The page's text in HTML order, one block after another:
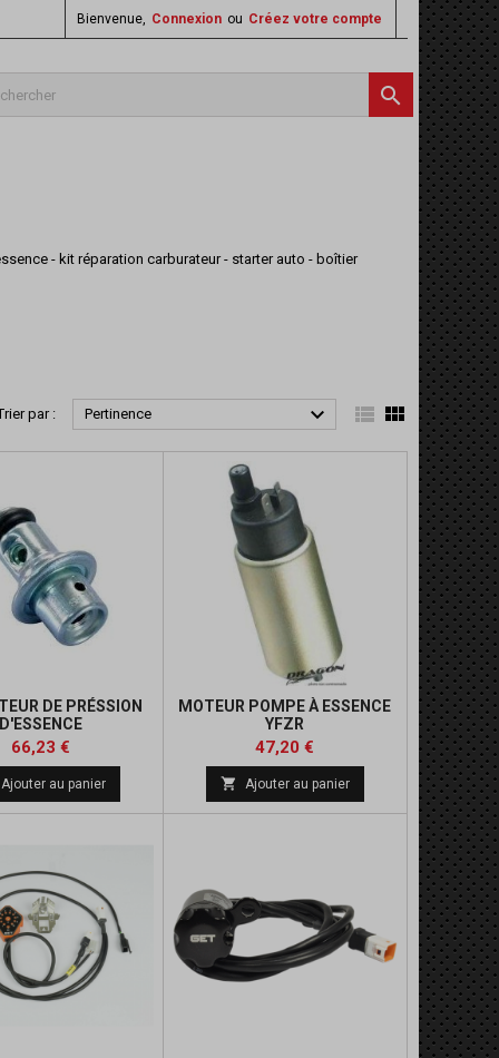
Bienvenue, Connexion ou Créez votre compte

- kit réparation carburateur - starter auto - boîtier
par : Pertinence   
DE PRÉSSION
D'ESSENCE
Prix
66,23 €
base
Ajouter au panier
MOTEUR POMPE À ESSENCE
YFZR
Prix
47,20 €
base
 Ajouter au panier